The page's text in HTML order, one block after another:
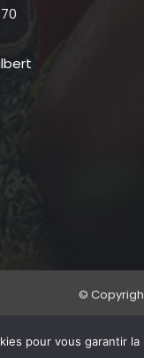
©
pour vous garantir